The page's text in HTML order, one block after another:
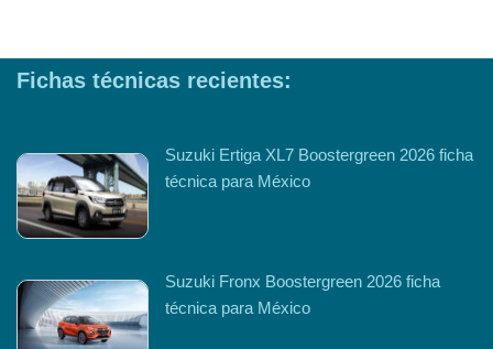
Fichas técnicas recientes:
Suzuki Ertiga XL7 Boostergreen 2026 ficha
técnica para México
Suzuki Fronx Boostergreen 2026 ficha
técnica para México